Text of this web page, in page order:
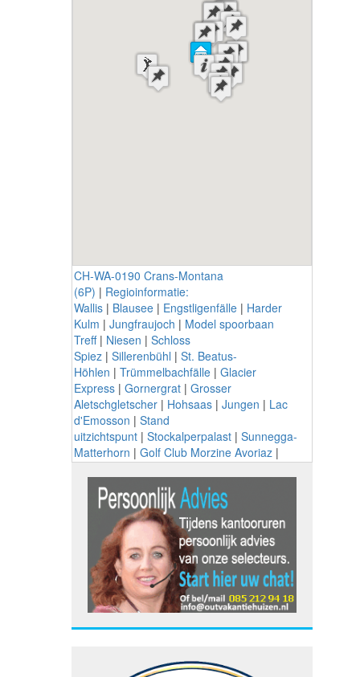
CH-WA-0190 Crans-Montana
(6P) | Regioinformatie:
Wallis | Blausee | Engstligenfälle | Harder
Kulm | Jungfraujoch | Model spoorbaan
Treff| Niesen | Schloss
Spiez | Sillerenbühl | St. Beatus-
Höhlen | Trümmelbachfälle | Glacier
Express | Gornergrat | Grosser
Aletschgletscher | Hohsaas | Jungen | Lac
d'Emosson | Stand
uitzichtspunt | Stockalperpalast | Sunnegga-
Matterhorn | Golf Club Morzine Avoriaz |